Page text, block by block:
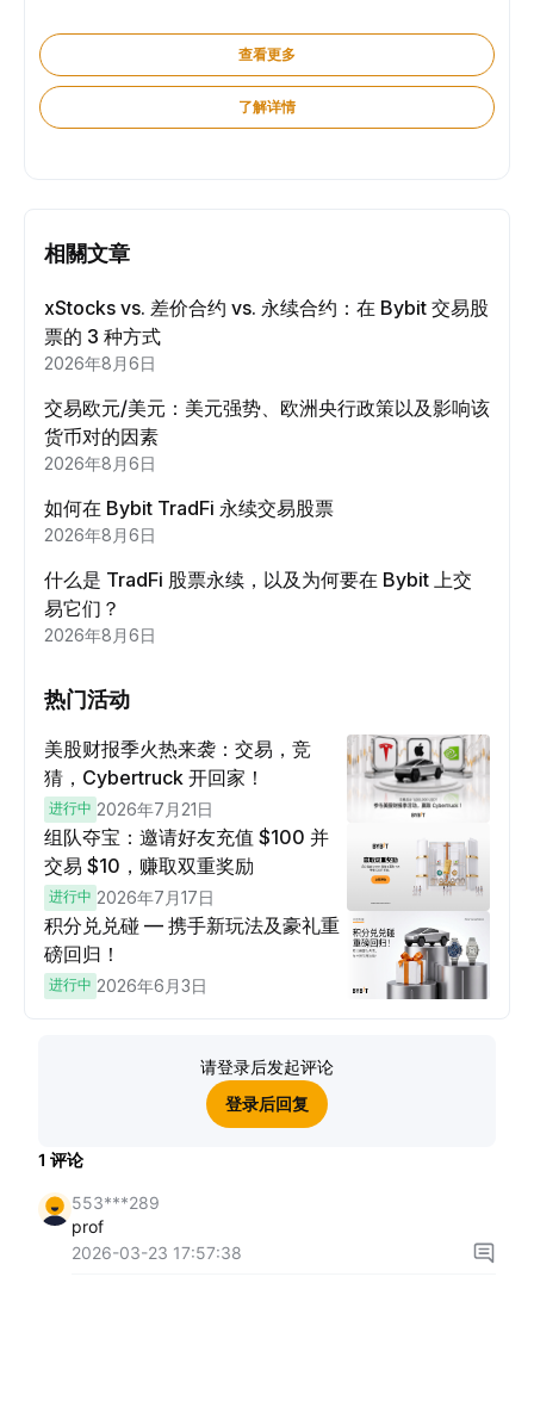
查看更多
了解详情
相關文章
xStocks vs. 差价合约 vs. 永续合约：在 Bybit 交易股
票的 3 种方式
2026年8月6日
交易欧元/美元：美元强势、欧洲央行政策以及影响该
货币对的因素
2026年8月6日
如何在 Bybit TradFi 永续交易股票
2026年8月6日
什么是 TradFi 股票永续，以及为何要在 Bybit 上交
易它们？
2026年8月6日
热门活动
美股财报季火热来袭：交易，竞
猜，Cybertruck 开回家！
进行中 2026年7月21日
组队夺宝：邀请好友充值 $100 并
交易 $10，赚取双重奖励
进行中 2026年7月17日
积分兑兑碰 — 携手新玩法及豪礼重
磅回归！
进行中 2026年6月3日
请登录后发起评论
登录后回复
1 评论
553***289
prof
2026-03-23 17:57:38